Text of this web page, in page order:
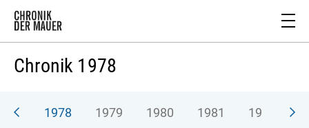
Chronik 1978
1978 1979 1980 1981 1982